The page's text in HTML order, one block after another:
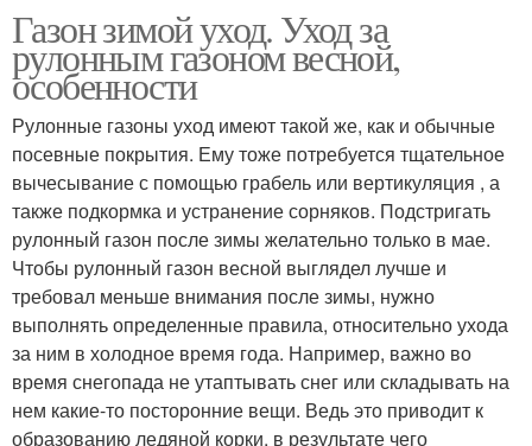
Газон зимой уход. Уход за
рулонным газоном весной,
особенности
Рулонные газоны уход имеют такой же, как и обычные
посевные покрытия. Ему тоже потребуется тщательное
вычесывание с помощью грабель или вертикуляция , а
также подкормка и устранение сорняков. Подстригать
рулонный газон после зимы желательно только в мае.
Чтобы рулонный газон весной выглядел лучше и
требовал меньше внимания после зимы, нужно
выполнять определенные правила, относительно ухода
за ним в холодное время года. Например, важно во
время снегопада не утаптывать снег или складывать на
нем какие-то посторонние вещи. Ведь это приводит к
образованию ледяной корки, в результате чего